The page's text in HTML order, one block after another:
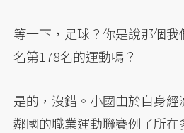
等一下，足球？你是說那個
名第178名的運動嗎？
是的，沒錯。小國由於自身
鄰國的職業運動聯賽例子所